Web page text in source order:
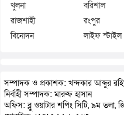
খুলনা
বরিশাল
রাজশাহী
রংপুর
বিনোদন
লাইফ স্টাইল
সম্পাদক ও প্রকাশক: খন্দকার আব্দুর
নির্বাহী সম্পাদক: মারুফ হাসান
অফিস: ব্লু ওয়াটার শপিং সিটি, ৯ম তলা,